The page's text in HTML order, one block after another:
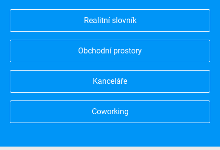
Realitní slovník
Obchodní prostory
Kanceláře
Coworking